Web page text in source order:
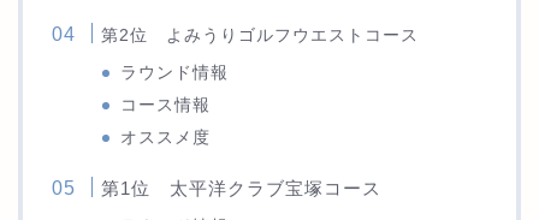
第2位 よみうりゴルフウエストコース
ラウンド情報
コース情報
オススメ度
第1位 太平洋クラブ宝塚コース